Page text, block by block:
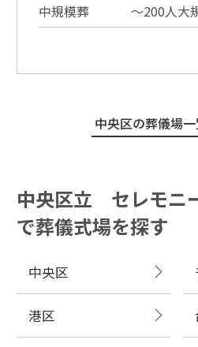
中規模葬
〜200⼈大
中央区の葬儀場
中央区立 セレモニ
で葬儀式場を探す
中央区
港区